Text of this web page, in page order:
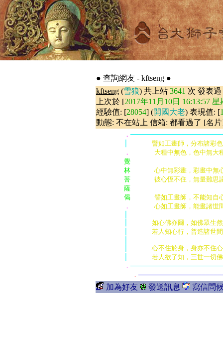
● 查詢網友 - kftseng ●
kftseng (雪狼) 共上站 3641 次 發表過
上次於 [2017年11月10日 16:13:57 星
經驗值: [28054] (開國大老) 表現值: [
動態: 不在站上 信箱: 都看過了 [名
．
譬如工畫師，分布諸
． 大種中無色，色中
林 心中無彩畫，彩畫
菩 彼心恆不住，無量
偈 譬如工畫師，不能
． 心如工畫師，能畫
如心佛亦爾，如佛眾
若人知心行，普造諸
心不住於身，身亦不
若人欲了知，三世一
．
．
加為好友 發送訊息 寫信問